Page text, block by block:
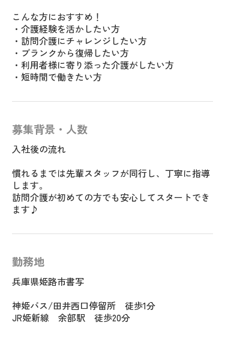
こんな方におすすめ！
・介護経験を活かしたい方
・訪問介護にチャレンジしたい方
・ブランクから復帰したい方
・利用者様に寄り添った介護がしたい方
・短時間で働きたい方
募集背景・人数
入社後の流れ
慣れるまでは先輩スタッフが同行し、丁寧に指導
します。
訪問介護が初めての方でも安心してスタートでき
ます♪
勤務地
兵庫県姫路市書写
神姫バス/田井西口停留所 徒歩1分
JR姫新線 余部駅 徒歩20分